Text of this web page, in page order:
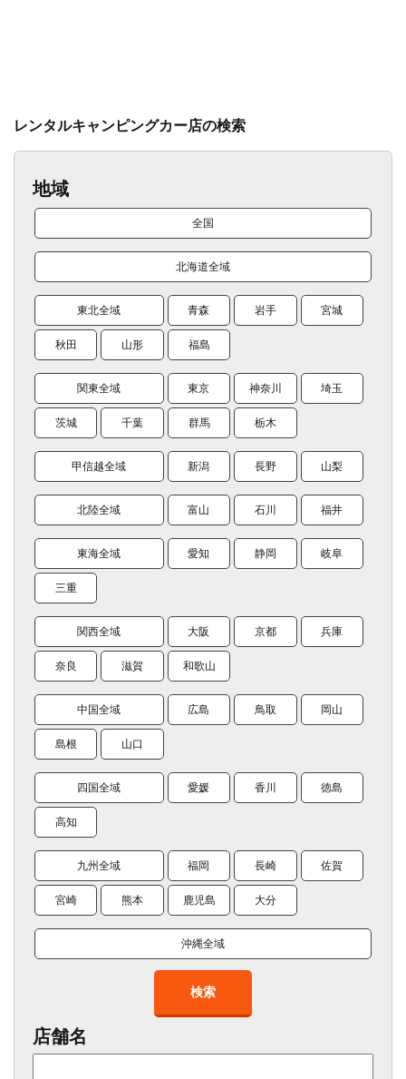
レンタルキャンピングカー店の検索
地域
全国
北海道全域
東北全域 青森 岩手 宮城
秋田 山形 福島
関東全域 東京 神奈川 埼玉
茨城 千葉 群馬 栃木
甲信越全域 新潟 長野 山梨
北陸全域 富山 石川 福井
東海全域 愛知 静岡 岐阜
三重
関西全域 大阪 京都 兵庫
奈良 滋賀 和歌山
中国全域 広島 鳥取 岡山
島根 山口
四国全域 愛媛 香川 徳島
高知
九州全域 福岡 長崎 佐賀
宮崎 熊本 鹿児島 大分
沖縄全域
検索
店舗名